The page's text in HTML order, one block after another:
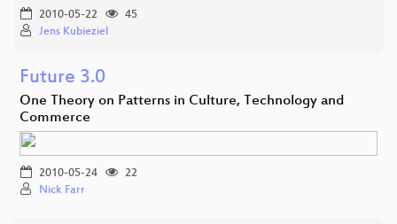
2010-05-22
45
Jens Kubieziel
Future 3.0
One Theory on Patterns in Culture, Technology and
Commerce
2010-05-24
22
Nick Farr